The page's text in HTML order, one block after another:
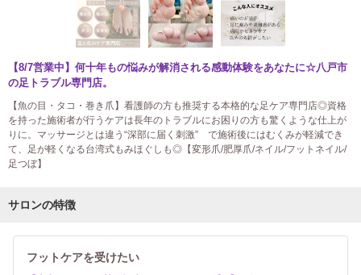
【8/7営業中】何十年もの悩みが解消される感動体験をあなたに☆八戸市
の足トラブル専門店。
【魚の目・タコ・巻き爪】看護師の方も推奨する本格的な足ケア専門店◎資格
を持った施術者が行うケアは長年のトラブルにお困りの方も驚くような仕上が
りに。マッサージとは違う“深部に届く刺激” で施術後にはむくみが軽減でき
て、足が軽くなる台湾式もみほぐしも◎【変形爪/肥厚爪/ネイル/フットネイル/
足つぼ】
サロンの特徴
フットケアを受けたい